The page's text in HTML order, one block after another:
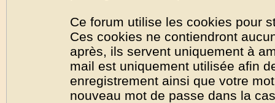
Ce forum utilise les cookies pour
Ces cookies ne contiendront
après, ils servent uniquement à
mail est uniquement utilisée afin
enregistrement ainsi que votre
nouveau mot de passe dans la